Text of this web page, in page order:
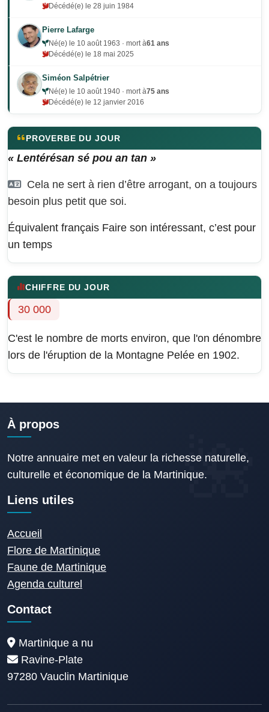
Décédé(e) le 28 juin 1984
Pierre Lafarge
Né(e) le 10 août 1963 · mort à61 ans
Décédé(e) le 18 mai 2025
Siméon Salpétrier
Né(e) le 10 août 1940 · mort à75 ans
Décédé(e) le 12 janvier 2016
PROVERBE DU JOUR
« Lentérésan sé pou an tan »
Cela ne sert à rien d’être arrogant, on a toujours
besoin plus petit que soi.
Équivalent français Faire son intéressant, c’est pour
un temps
CHIFFRE DU JOUR
30 000
C'est le nombre de morts environ, que l'on dénombre
lors de l'éruption de la Montagne Pelée en 1902.
À propos
Notre annuaire met en valeur la richesse naturelle,
culturelle et économique de la Martinique.
Liens utiles
Accueil
Flore de Martinique
Faune de Martinique
Agenda culturel
Contact
Martinique a nu
Ravine-Plate
97280 Vauclin Martinique